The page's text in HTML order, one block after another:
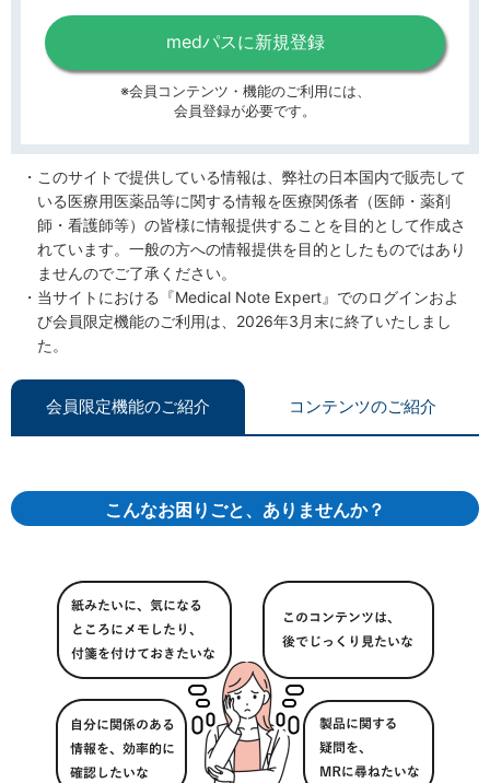
medパスに新規登録
※会員コンテンツ・機能のご利用には、
会員登録が必要です。
このサイトで提供している情報は、弊社の日本国内で販売して
いる医療用医薬品等に関する情報を医療関係者（医師・薬剤
師・看護師等）の皆様に情報提供することを目的として作成さ
れています。一般の方への情報提供を目的としたものではあり
ませんのでご了承ください。
当サイトにおける『Medical Note Expert』でのログインおよ
び会員限定機能のご利用は、2026年3月末に終了いたしまし
た。
会員限定機能のご紹介 コンテンツのご紹介
こんなお困りごと、ありませんか？